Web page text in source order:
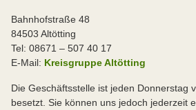
Bahnhofstraße 48
84503 Altötting
Tel: 08671 – 507 40 17
E-Mail: Kreisgruppe Altötting
Die Geschäftsstelle ist jeden Donnerstag
besetzt. Sie können uns jedoch jederzeit